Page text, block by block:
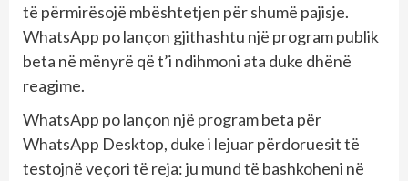
të përmirësojë mbështetjen për shumë pajisje.
WhatsApp po lançon gjithashtu një program publik
beta në mënyrë që t’i ndihmoni ata duke dhënë
reagime.
WhatsApp po lançon një program beta për
WhatsApp Desktop, duke i lejuar përdoruesit të
testojnë veçori të reja: ju mund të bashkoheni në